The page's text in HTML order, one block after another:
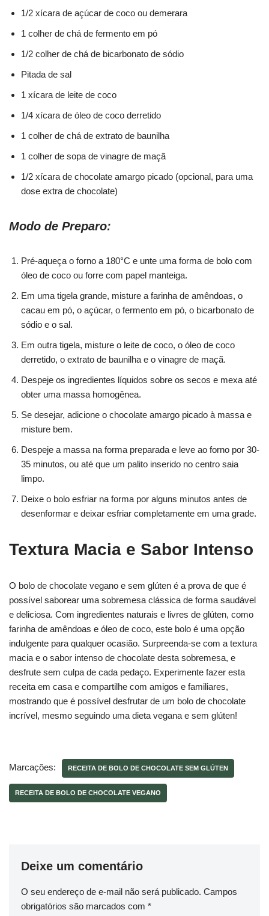
1/2 xícara de açúcar de coco ou demerara
1 colher de chá de fermento em pó
1/2 colher de chá de bicarbonato de sódio
Pitada de sal
1 xícara de leite de coco
1/4 xícara de óleo de coco derretido
1 colher de chá de extrato de baunilha
1 colher de sopa de vinagre de maçã
1/2 xícara de chocolate amargo picado (opcional, para uma
dose extra de chocolate)
Modo de Preparo:
Pré-aqueça o forno a 180°C e unte uma forma de bolo com
óleo de coco ou forre com papel manteiga.
Em uma tigela grande, misture a farinha de amêndoas, o
cacau em pó, o açúcar, o fermento em pó, o bicarbonato de
sódio e o sal.
Em outra tigela, misture o leite de coco, o óleo de coco
derretido, o extrato de baunilha e o vinagre de maçã.
Despeje os ingredientes líquidos sobre os secos e mexa até
obter uma massa homogênea.
Se desejar, adicione o chocolate amargo picado à massa e
misture bem.
Despeje a massa na forma preparada e leve ao forno por 30-
35 minutos, ou até que um palito inserido no centro saia
limpo.
Deixe o bolo esfriar na forma por alguns minutos antes de
desenformar e deixar esfriar completamente em uma grade.
Textura Macia e Sabor Intenso
O bolo de chocolate vegano e sem glúten é a prova de que é
possível saborear uma sobremesa clássica de forma saudável
e deliciosa. Com ingredientes naturais e livres de glúten, como
farinha de amêndoas e óleo de coco, este bolo é uma opção
indulgente para qualquer ocasião. Surpreenda-se com a textura
macia e o sabor intenso de chocolate desta sobremesa, e
desfrute sem culpa de cada pedaço. Experimente fazer esta
receita em casa e compartilhe com amigos e familiares,
mostrando que é possível desfrutar de um bolo de chocolate
incrível, mesmo seguindo uma dieta vegana e sem glúten!
Marcações: RECEITA DE BOLO DE CHOCOLATE SEM GLÚTEN
RECEITA DE BOLO DE CHOCOLATE VEGANO
Deixe um comentário
O seu endereço de e-mail não será publicado. Campos
obrigatórios são marcados com *